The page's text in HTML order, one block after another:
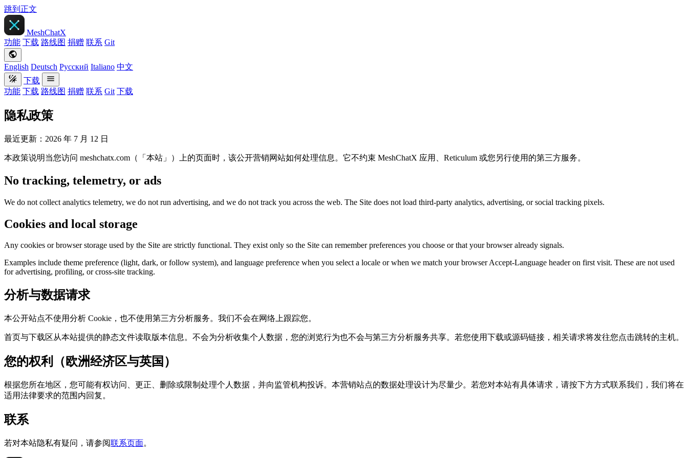
跳到正文
MeshChatX
功能 下载 路线图 捐赠 联系 Git
English Deutsch Русский Italiano 中文
下载
功能 下载 路线图 捐赠 联系 Git 下载
隐私政策
最近更新：2026 年 7 月 12 日
本政策说明当您访问 meshchatx.com（「本站」）上的页面时，该公开营销网站如何处理信息。它不约束 MeshChatX 应用、Reticulum 或您另行使用的第三方服务。
No tracking, telemetry, or ads
We do not collect analytics telemetry, we do not run advertising, and we do not track you across the web. The Site does not load third-party analytics, advertising, or social tracking pixels.
Cookies and local storage
Any cookies or browser storage used by the Site are strictly functional. They exist only so the Site can remember preferences you choose or that your browser already signals.
Examples include theme preference (light, dark, or follow system), and language preference when you select a locale or when we match your browser Accept-Language header on first visit. These are not used
for advertising, profiling, or cross-site tracking.
分析与数据请求
本公开站点不使用分析 Cookie，也不使用第三方分析服务。我们不会在网络上跟踪您。
首页与下载区从本站提供的静态文件读取版本信息。不会为分析收集个人数据，您的浏览行为也不会与第三方分析服务共享。若您使用下载或源码链接，相关请求将发往您点击跳转的主机。
您的权利（欧洲经济区与英国）
根据您所在地区，您可能有权访问、更正、删除或限制处理个人数据，并向监管机构投诉。本营销站点的数据处理设计为尽量少。若您对本站有具体请求，请按下方方式联系我们，我们将在
适用法律要求的范围内回复。
联系
若对本站隐私有疑问，请参阅联系页面。